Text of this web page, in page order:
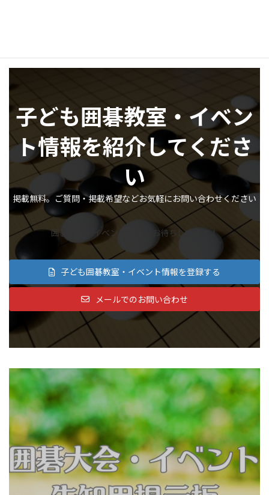
子ども囲碁教室・イベン
ト情報を紹介してくださ
い
掲載無料。ご質問・掲載希望などお気軽にお問い合わせください
囲碁大会・イベント情報もお待ちしてます！
子ども囲碁教室・イベント情報を登録する
メールでのお問い合わせ